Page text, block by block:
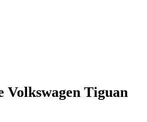
Volkswagen Tiguan